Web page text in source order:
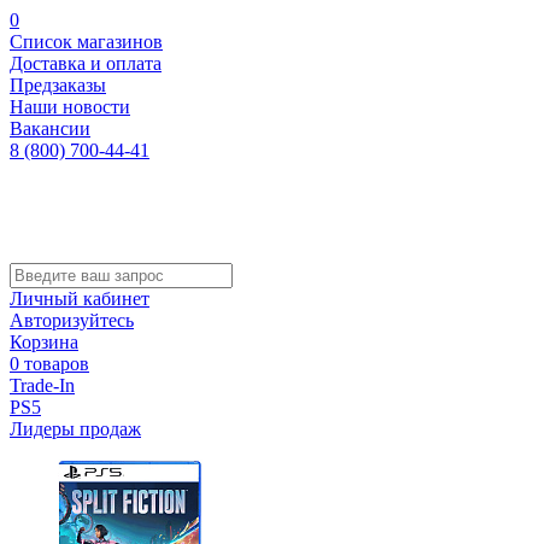
0
Список магазинов
Доставка и оплата
Предзаказы
Наши новости
Вакансии
8 (800) 700-44-41
Личный кабинет
Авторизуйтесь
Корзина
0 товаров
Trade-In
PS5
Лидеры продаж